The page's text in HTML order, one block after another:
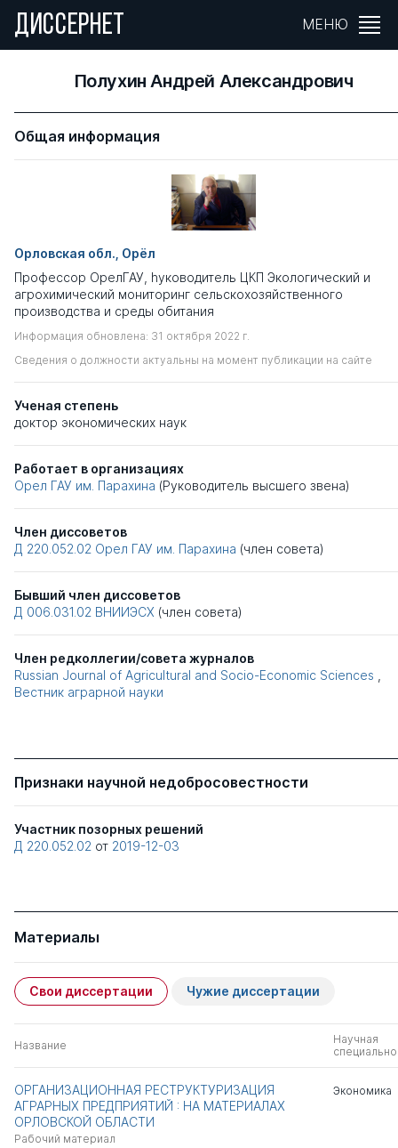
ДИССЕРНЕТ МЕНЮ
Полухин Андрей Александрович
Общая информация
Орловская обл., Орёл
Профессор ОрелГАУ, hуководитель ЦКП Экологический и
агрохимический мониторинг сельскохозяйственного
производства и среды обитания
Информация обновлена: 31 октября 2022 г.
Сведения о должности актуальны на момент публикации на сайте
Ученая степень
доктор экономических наук
Работает в организациях
Орел ГАУ им. Парахина (Руководитель высшего звена)
Член диссоветов
Д 220.052.02 Орел ГАУ им. Парахина (член совета)
Бывший член диссоветов
Д 006.031.02 ВНИИЭСХ (член совета)
Член редколлегии/совета журналов
Russian Journal of Agricultural and Socio-Economic Sciences
Вестник аграрной науки
Признаки научной недобросовестности
Участник позорных решений
Д 220.052.02 от 2019-12-03
Материалы
Свои диссертации Чужие диссертации
Название
Научная
ОРГАНИЗАЦИОННАЯ РЕСТРУКТУРИЗАЦИЯ
АГРАРНЫХ ПРЕДПРИЯТИЙ : НА МАТЕРИАЛАХ
ОРЛОВСКОЙ ОБЛАСТИ
Рабочий материал
Экономика